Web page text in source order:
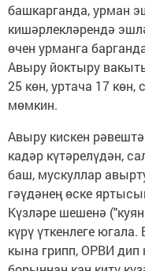
башкарганда, урман
кишәрлекләрендә
өчен урманга
Авыру йоктыру
25 көн, уртача 17 көн,
мөмкин.
Авыру кискен
кадәр күтәрелүдән,
баш, мускуллар
гәүдәнең өске
Күзләре шешенә
күрү үткенлеге
кына грипп, ОРВИ дип